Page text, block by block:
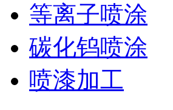
等离子喷涂
碳化钨喷涂
喷漆加工